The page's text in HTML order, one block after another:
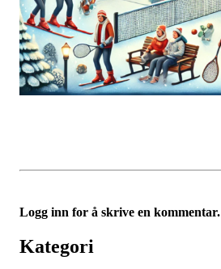
Logg inn for å skrive en kommentar.
Kategori